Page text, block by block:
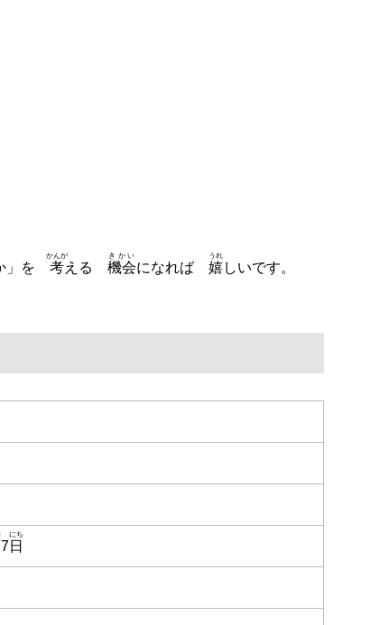
」を 考
かんが
える 機会
きかい
になれば 嬉
うれ
しいです。
7日
にち